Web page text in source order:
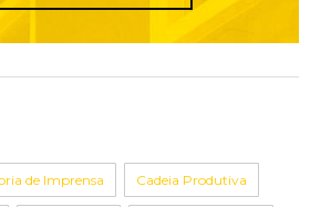
de Imprensa Cadeia Produtiva